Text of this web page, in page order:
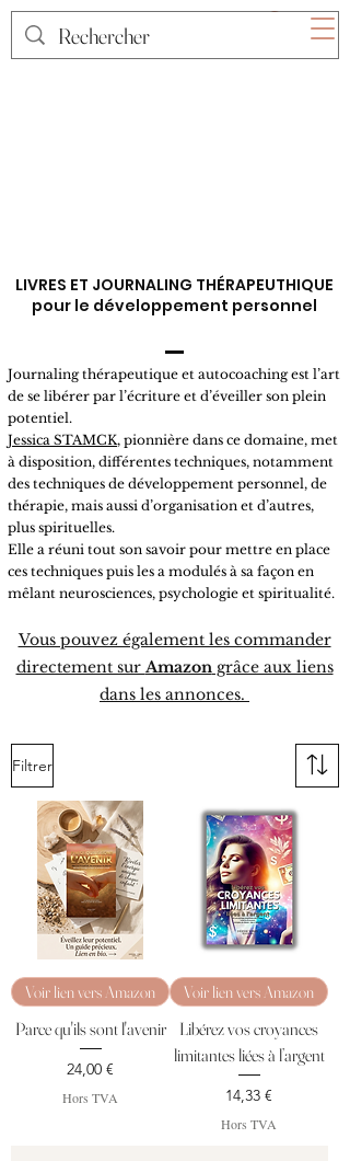
LIVRES ET JOURNALING THÉRAPEUTHIQUE
pour le développement personnel
Journaling thérapeutique et autocoaching est l’art
de se libérer par l’écriture et d’éveiller son plein
potentiel.
Jessica STAMCK, pionnière dans ce domaine, met
à disposition, différentes techniques, notamment
des techniques de développement personnel, de
thérapie, mais aussi d’organisation et d’autres,
plus spirituelles.
Elle a réuni tout son savoir pour mettre en place
ces techniques puis les a modulés à sa façon en
mêlant neurosciences, psychologie et spiritualité.
Vous pouvez également les commander
directement surAmazongrâce aux liens
dans les annonces.
Filtrer
Voir lien vers Amazon
Parce qu'ils sont l'avenir
Prix
24,00 €
Hors TVA
Voir lien vers Amazon
Libérez vos croyances
limitantes liées à l’argent
Prix
14,33 €
Hors TVA